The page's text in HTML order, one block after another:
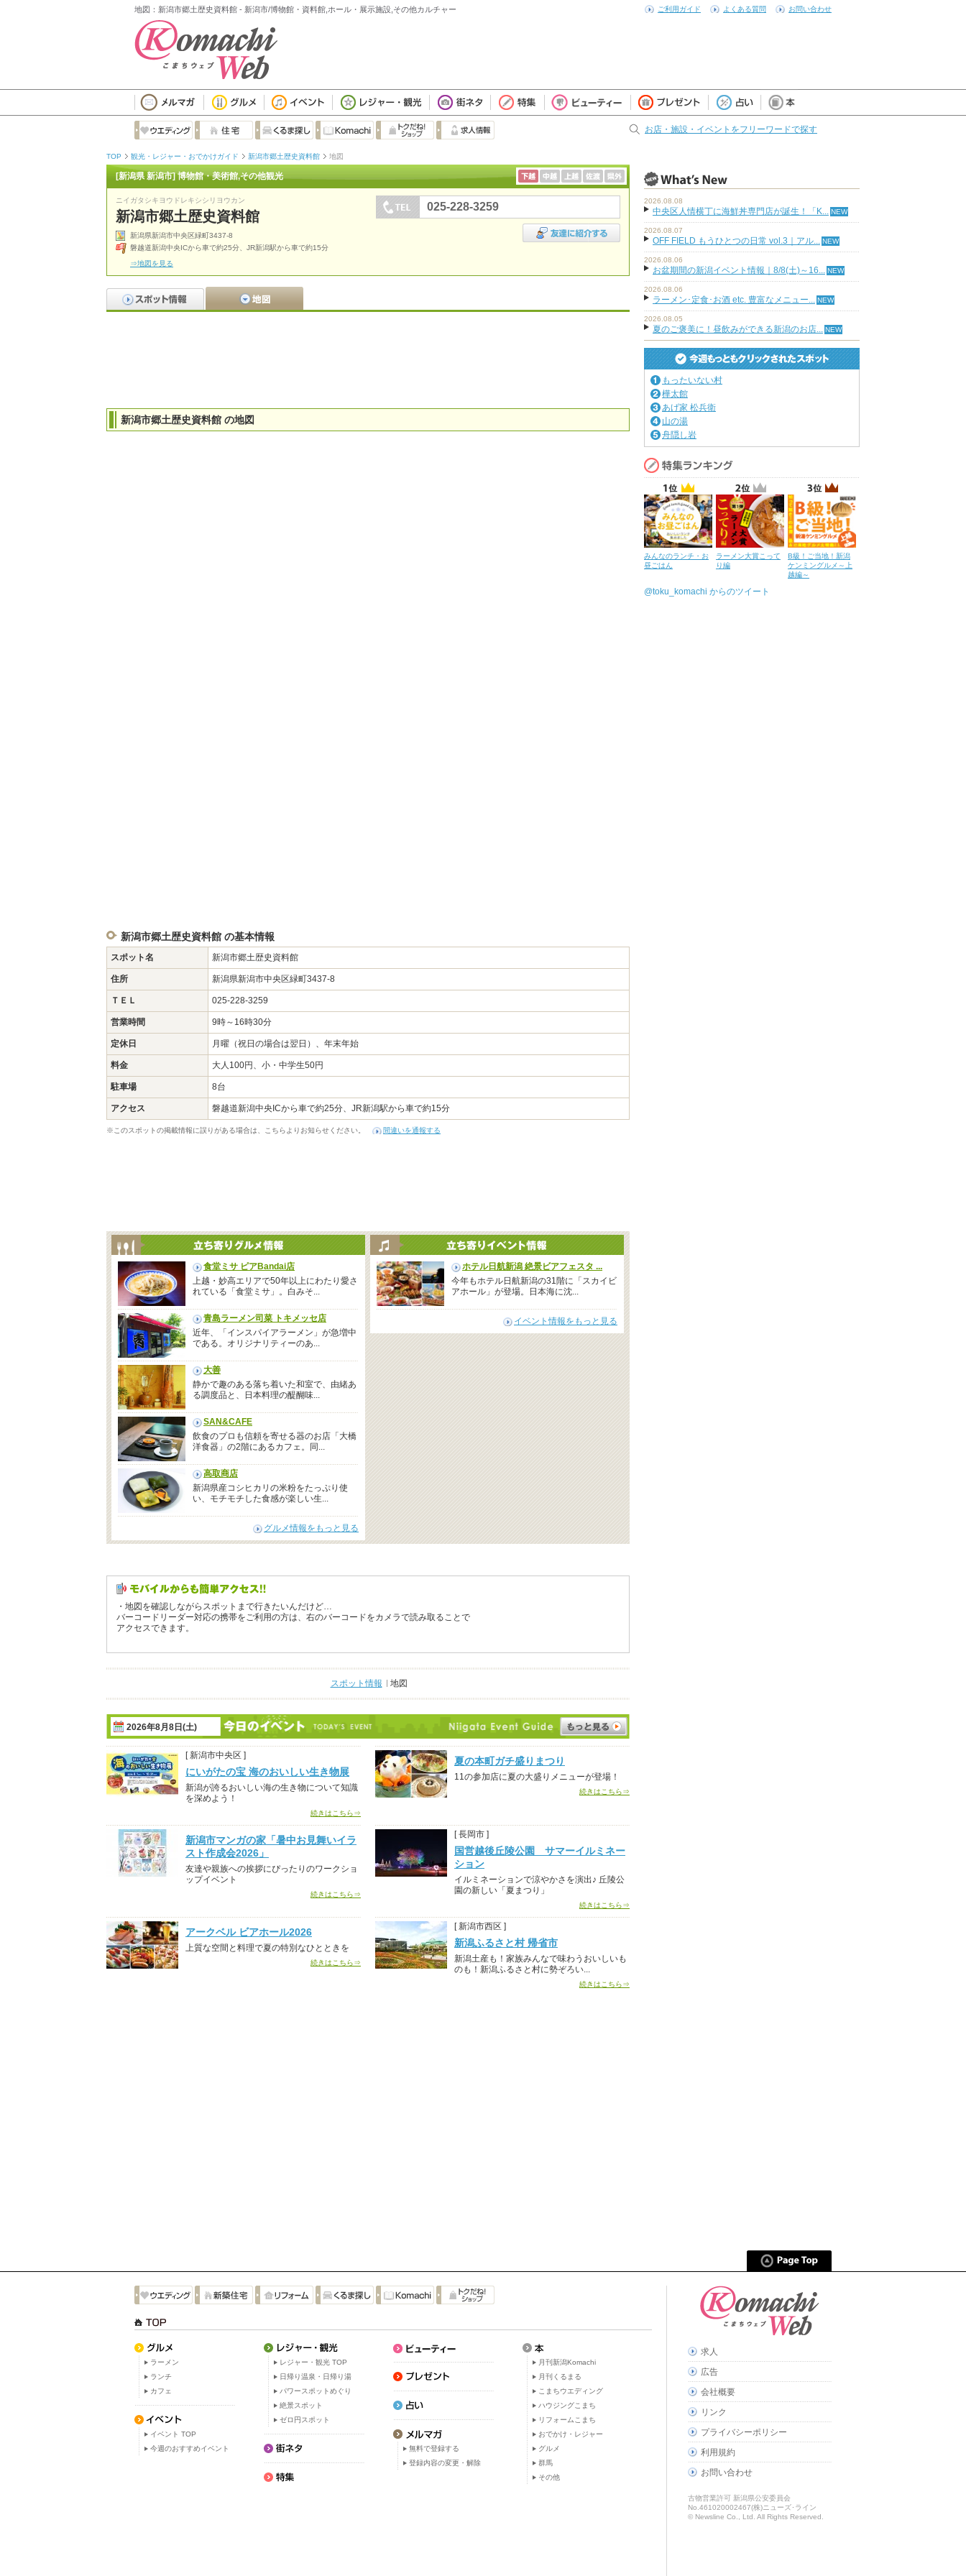
地図：新潟市郷土歴史資料館 - 新潟市/博物館・資料館,ホール・展示施設,その他カルチャー ご利用ガイド よくある質問 お問い合わせ
お店・施設・イベントをフリーワードで探す
TOP 観光・レジャー・おでかけガイド 新潟市郷土歴史資料館 地図
[新潟県 新潟市] 博物館・美術館,その他観光
ニイガタシキヨウドレキシシリヨウカン
新潟市郷土歴史資料館
新潟県新潟市中央区緑町3437-8
磐越道新潟中央ICから車で約25分、JR新潟駅から車で約15分
⇒地図を見る
025-228-3259
新潟市郷土歴史資料館 の地図
新潟市郷土歴史資料館 の基本情報
スポット名 新潟市郷土歴史資料館
住所 新潟県新潟市中央区緑町3437-8
ＴＥＬ 025-228-3259
営業時間 9時～16時30分
定休日 月曜（祝日の場合は翌日）、年末年始
料金 大人100円、小・中学生50円
駐車場 8台
アクセス 磐越道新潟中央ICから車で約25分、JR新潟駅から車で約15分
※このスポットの掲載情報に誤りがある場合は、こちらよりお知らせください。 間違いを通報する
食堂ミサ ピアBandai店
上越・妙高エリアで50年以上にわたり愛さ
れている「食堂ミサ」。白みそ...
青島ラーメン司菜 トキメッセ店
近年、「インスパイアラーメン」が急増中
である。オリジナリティーのあ...
大善
静かで趣のある落ち着いた和室で、由緒あ
る調度品と、日本料理の醍醐味...
SAN&CAFE
飲食のプロも信頼を寄せる器のお店「大橋
洋食器」の2階にあるカフェ。同...
高取商店
新潟県産コシヒカリの米粉をたっぷり使
い、モチモチした食感が楽しい生...
グルメ情報をもっと見る
ホテル日航新潟 絶景ビアフェスタ ...
今年もホテル日航新潟の31階に「スカイビ
アホール」が登場。日本海に沈...
イベント情報をもっと見る
・地図を確認しながらスポットまで行きたいんだけど…
バーコードリーダー対応の携帯をご利用の方は、右のバーコードをカメラで読み取ることで
アクセスできます。
スポット情報 地図
2026年8月8日(土)
[ 新潟市中央区 ]
にいがたの宝 海のおいしい生き物展
新潟が誇るおいしい海の生き物について知識
を深めよう！
続きはこちら⇒
夏の本町ガチ盛りまつり
11の参加店に夏の大盛りメニューが登場！
続きはこちら⇒
新潟市マンガの家「暑中お見舞いイラ
スト作成会2026」
友達や親族への挨拶にぴったりのワークショ
ップイベント
続きはこちら⇒
[ 長岡市 ]
国営越後丘陵公園 サマーイルミネー
ション
イルミネーションで涼やかさを演出♪ 丘陵公
園の新しい「夏まつり」
続きはこちら⇒
アークベル ビアホール2026
上質な空間と料理で夏の特別なひとときを
続きはこちら⇒
[ 新潟市西区 ]
新潟ふるさと村 帰省市
新潟土産も！家族みんなで味わうおいしいも
のも！新潟ふるさと村に勢ぞろい...
続きはこちら⇒
2026.08.08
中央区人情横丁に海鮮丼専門店が誕生！「K...
2026.08.07
OFF FIELD もうひとつの日常 vol.3｜アル...
2026.08.06
お盆期間の新潟イベント情報｜8/8(土)～16...
2026.08.06
ラーメン･定食･お酒 etc. 豊富なメニュー...
2026.08.05
夏のご褒美に！昼飲みができる新潟のお店...
もったいない村
樺太館
あげ家 松兵衛
山の湯
舟隠し岩
みんなのランチ・お
昼ごはん
ラーメン大賞こって
り編
B級！ご当地！新潟
ケンミングルメ～上
越編～
@toku_komachi からのツイート
ラーメン
ランチ
カフェ
イベント TOP
今週のおすすめイベント
レジャー・観光 TOP
日帰り温泉・日帰り湯
パワースポットめぐり
絶景スポット
ゼロ円スポット
無料で登録する
登録内容の変更・解除
月刊新潟Komachi
月刊くるまる
こまちウエディング
ハウジングこまち
リフォームこまち
おでかけ・レジャー
グルメ
群馬
その他
求人
広告
会社概要
リンク
プライバシーポリシー
利用規約
お問い合わせ
古物営業許可 新潟県公安委員会
No.461020002467(株)ニューズ･ライン
© Newsline Co., Ltd. All Rights Reserved.